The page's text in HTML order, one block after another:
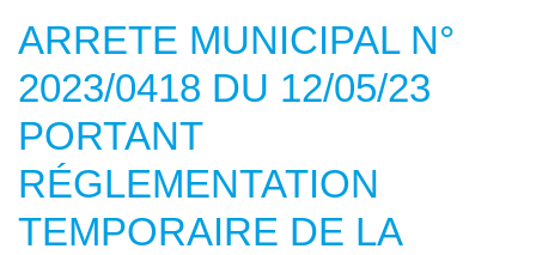
ARRETE MUNICIPAL N°
2023/0418 DU 12/05/23
PORTANT
RÉGLEMENTATION
TEMPORAIRE DE LA